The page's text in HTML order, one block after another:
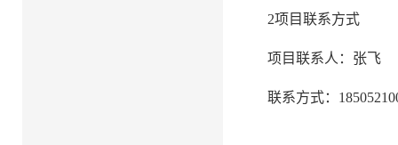
2项目联系方式
项目联系人：张飞
联系方式：